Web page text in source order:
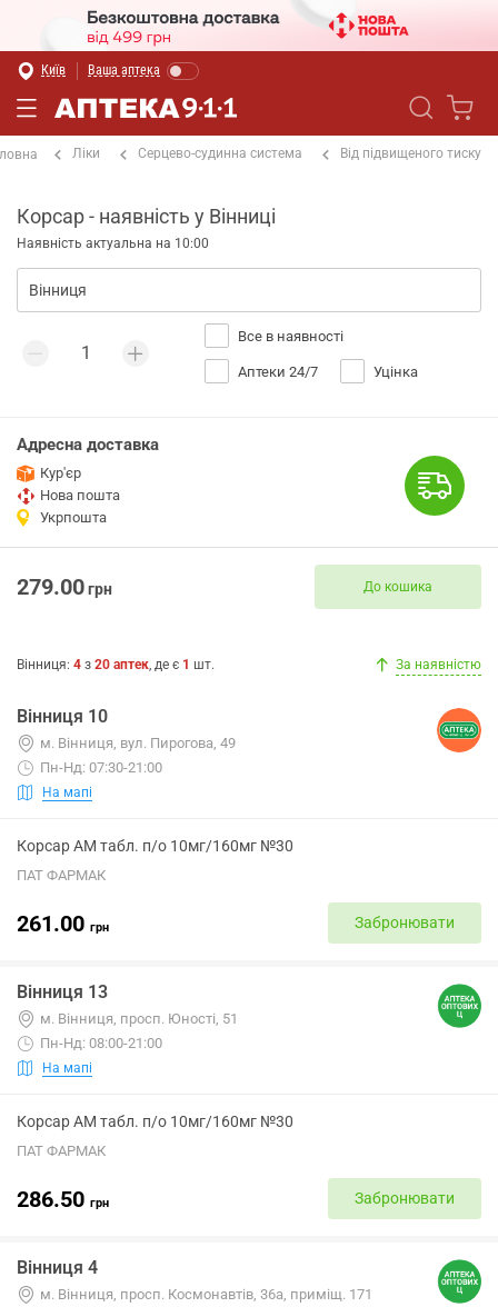
Київ Ваша аптека
Ліки Серцево-судинна система Від підвищеного тиску
Корсар - наявність у Вінниці
Наявність актуальна на 10:00
Все в наявності
Аптеки 24/7 Уцінка
Адресна доставка
Кур'єр
Нова пошта
Укрпошта
279.00грн До кошика
Вінниця: 4 з 20 аптек, де є 1 шт. За наявністю
Вінниця 10
м. Вінниця, вул. Пирогова, 49
Пн-Нд: 07:30-21:00
На мапі
Корсар АМ табл. п/о 10мг/160мг №30
ПАТ ФАРМАК
261.00 грн Забронювати
Вінниця 13
м. Вінниця, просп. Юності, 51
Пн-Нд: 08:00-21:00
На мапі
Корсар АМ табл. п/о 10мг/160мг №30
ПАТ ФАРМАК
286.50 грн Забронювати
Вінниця 4
м. Вінниця, просп. Космонавтів, 36а, приміщ. 171